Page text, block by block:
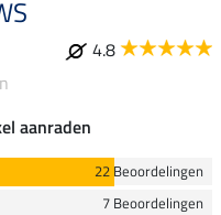
4.8
aanraden
22 Beoordelingen
7 Beoordelingen